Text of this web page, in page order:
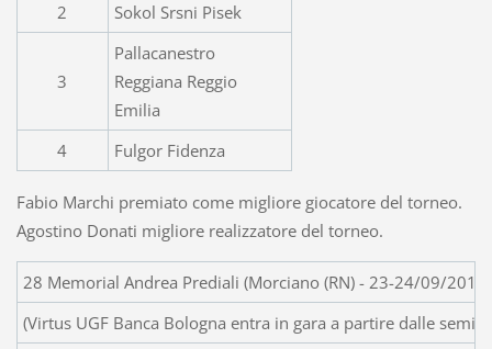
2
Sokol Srsni Pisek
3
Pallacanestro
Reggiana Reggio
Emilia
4
Fulgor Fidenza
Fabio Marchi premiato come migliore giocatore del torneo.
Agostino Donati migliore realizzatore del torneo.
28 Memorial Andrea Prediali (Morciano (RN) - 23-24/09/2011)
(Virtus UGF Banca Bologna entra in gara a partire dalle